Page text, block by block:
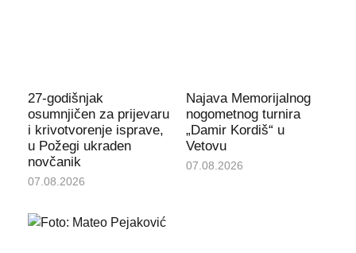
27-godišnjak
osumnjičen za prijevaru
i krivotvorenje isprave,
u Požegi ukraden
novčanik
07.08.2026
Najava Memorijalnog
nogometnog turnira
„Damir Kordiš“ u
Vetovu
07.08.2026